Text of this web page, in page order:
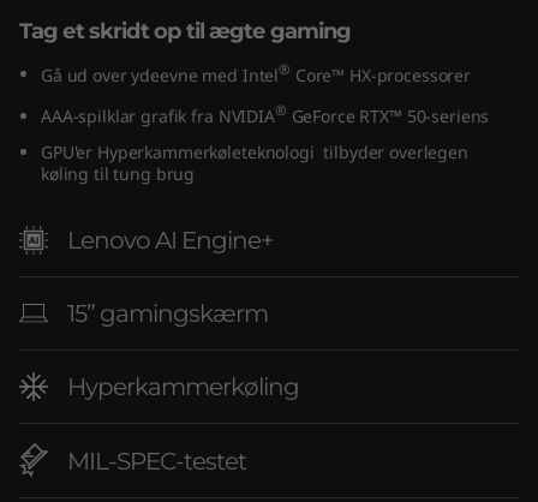
n
Tag et skridt op til ægte gaming
Gå ud over ydeevne med Intel® Core™ HX-processorer
AAA-spilklar grafik fra NVIDIA® GeForce RTX™ 50-seriens
GPU'er Hyperkammerkøleteknologi tilbyder overlegen
køling til tung brug
Lenovo AI Engine+
15” gamingskærm
Hyperkammerkøling
MIL-SPEC-testet